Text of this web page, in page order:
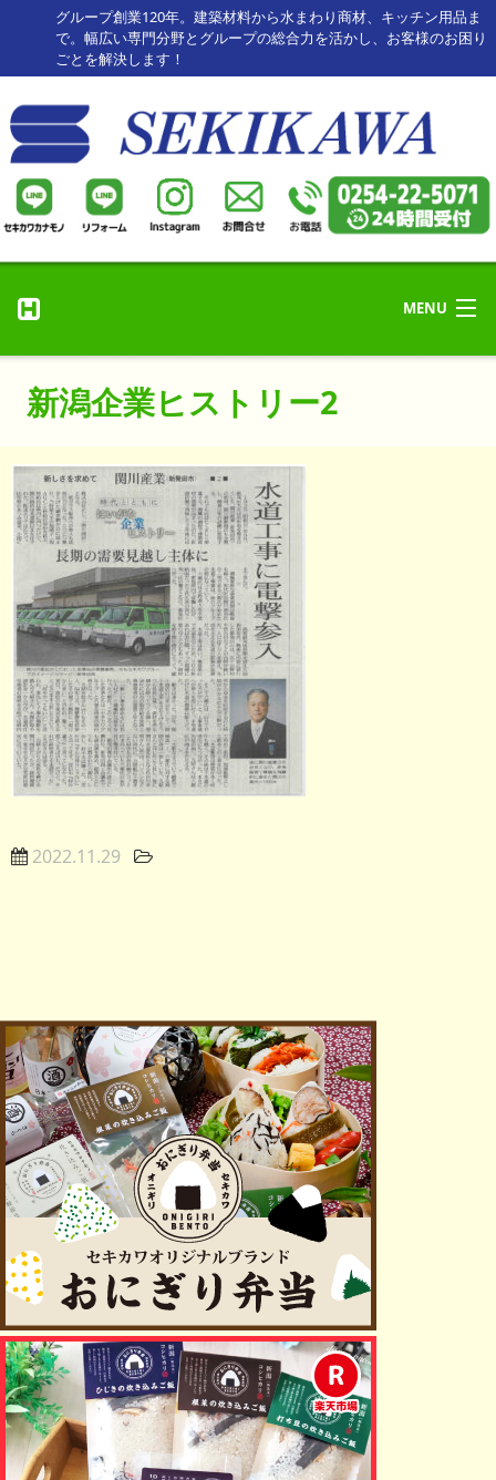
グループ創業120年。建築材料から水まわり商材、キッチン用品ま
で。幅広い専門分野とグループの総合力を活かし、お客様のお困り
ごとを解決します！
MENU
リフォーム・修理
リフォーム事例
お客様の声
会社情報
お知らせ
新潟企業ヒストリー2
2022.11.29